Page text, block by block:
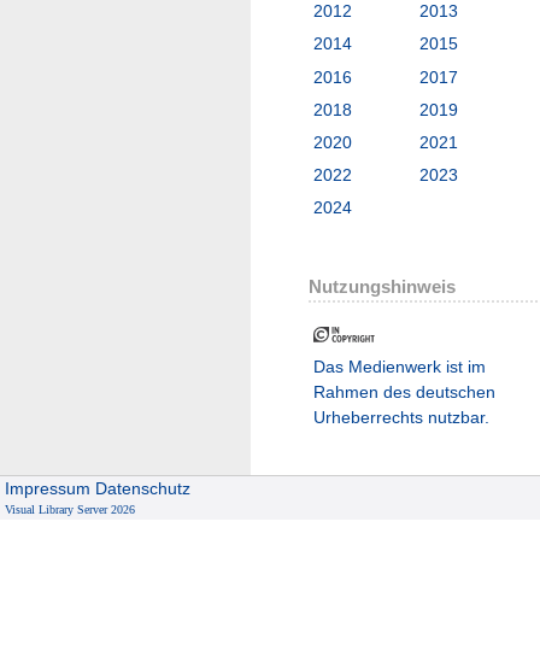
2012
2013
2014
2015
2016
2017
2018
2019
2020
2021
2022
2023
2024
Nutzungshinweis
Das Medienwerk ist im
Rahmen des deutschen
Urheberrechts nutzbar.
Impressum Datenschutz
Visual Library Server 2026